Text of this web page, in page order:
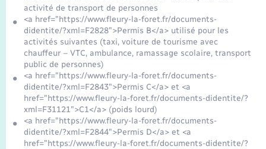
activité de transport de personnes
<a href="https://www.fleury-la-foret.fr/documents-
didentite/?xml=F2828">Permis B</a> utilisé pour les
activités suivantes (taxi, voiture de tourisme avec
chauffeur – VTC, ambulance, ramassage scolaire, transport
public de personnes)
<a href="https://www.fleury-la-foret.fr/documents-
didentite/?xml=F2843">Permis C</a> et <a
href="https://www.fleury-la-foret.fr/documents-didentite/?
xml=F31121">C1</a> (poids lourd)
<a href="https://www.fleury-la-foret.fr/documents-
didentite/?xml=F2844">Permis D</a> et <a
href="https://www.fleury-la-foret.fr/documents-didentite/?